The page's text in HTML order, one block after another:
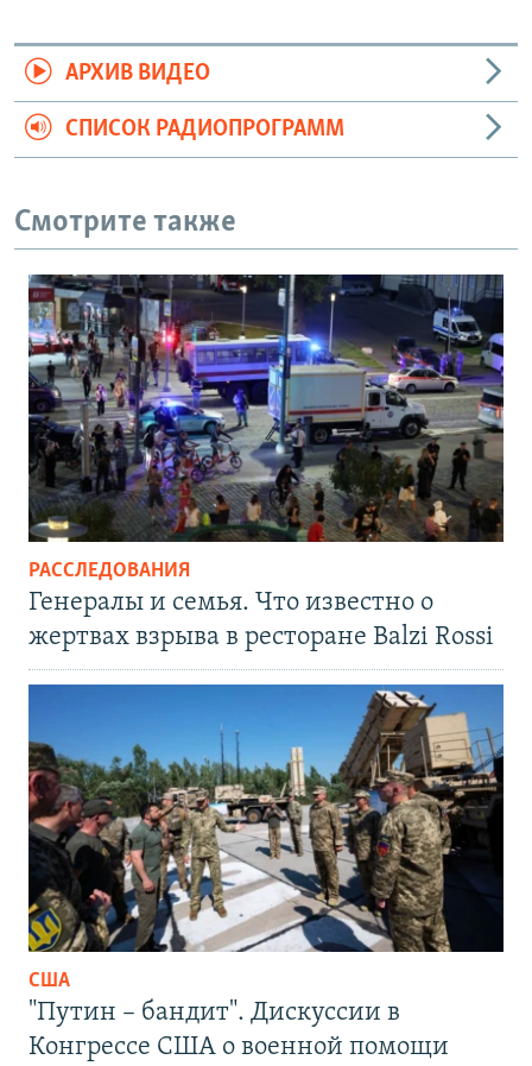
АРХИВ ВИДЕО
СПИСОК РАДИОПРОГРАММ
Смотрите также
РАССЛЕДОВАНИЯ
Генералы и семья. Что известно о
жертвах взрыва в ресторане Balzi Rossi
США
"Путин – бандит". Дискуссии в
Конгрессе США о военной помощи